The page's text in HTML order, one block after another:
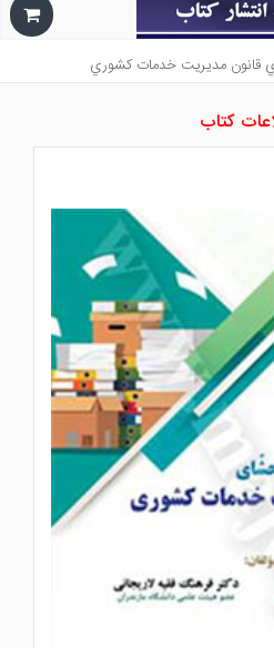
قانون مديريت خدمات كشوري
کتاب